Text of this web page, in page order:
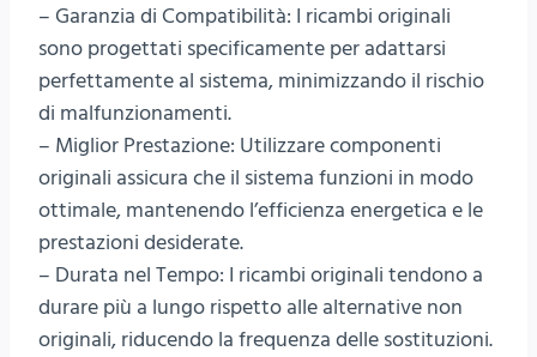
– Garanzia di Compatibilità: I ricambi originali
sono progettati specificamente per adattarsi
perfettamente al sistema, minimizzando il rischio
di malfunzionamenti.
– Miglior Prestazione: Utilizzare componenti
originali assicura che il sistema funzioni in modo
ottimale, mantenendo l’efficienza energetica e le
prestazioni desiderate.
– Durata nel Tempo: I ricambi originali tendono a
durare più a lungo rispetto alle alternative non
originali, riducendo la frequenza delle sostituzioni.